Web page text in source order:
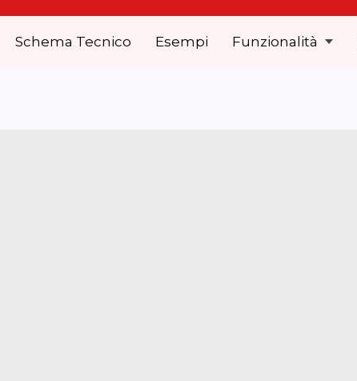
Schema Tecnico Esempi Funzionalità